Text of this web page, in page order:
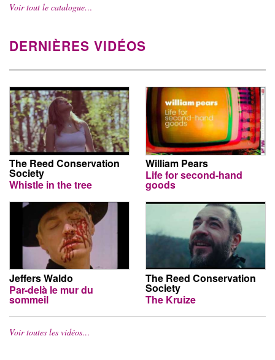
Voir tout le catalogue…
DERNIÈRES VIDÉOS
The Reed Conservation
Society
Whistle in the tree
William Pears
Life for second-hand
goods
Jeffers Waldo
Par-delà le mur du
sommeil
The Reed Conservation
Society
The Kruize
Voir toutes les vidéos…